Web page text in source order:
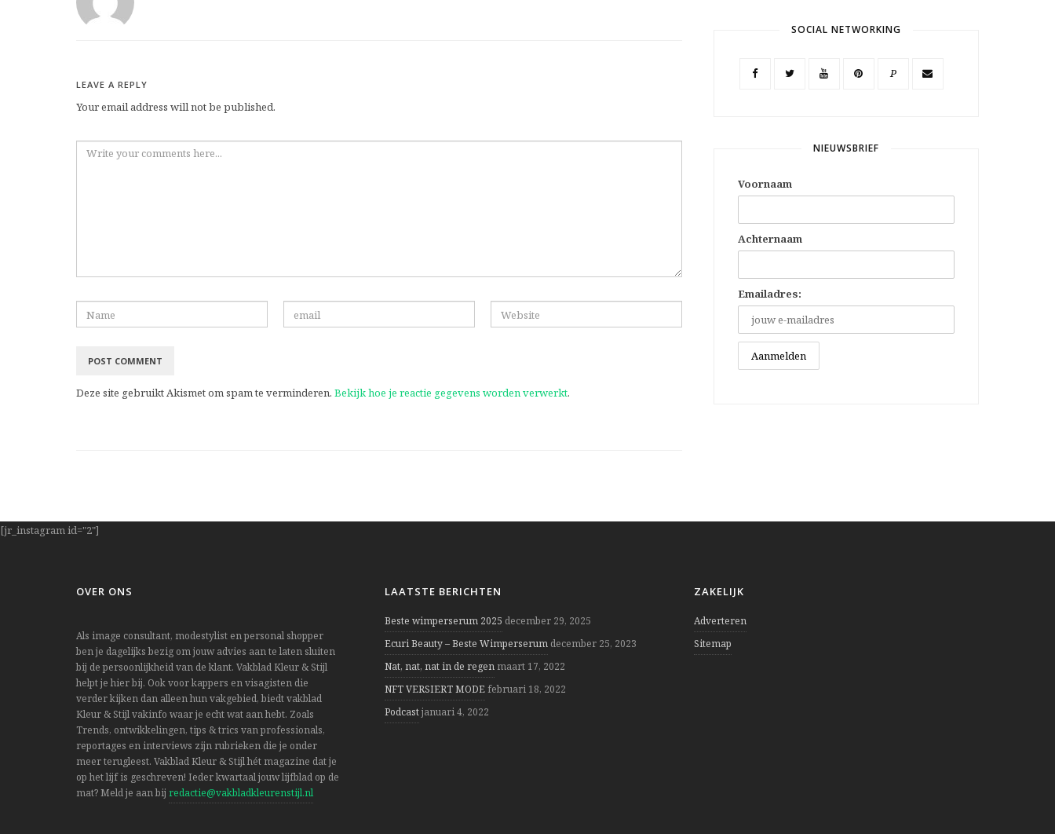
LEAVE A REPLY
Your email address will not be published.
Deze site gebruikt Akismet om spam te verminderen. Bekijk hoe je reactie gegevens worden verwerkt.
SOCIAL NETWORKING
P
NIEUWSBRIEF
Voornaam
Achternaam
Emailadres:
[jr_instagram id="2"]
OVER ONS
Als image consultant, modestylist en personal shopper
ben je dagelijks bezig om jouw advies aan te laten sluiten
bij de persoonlijkheid van de klant. Vakblad Kleur & Stijl
helpt je hier bij. Ook voor kappers en visagisten die
verder kijken dan alleen hun vakgebied, biedt vakblad
Kleur & Stijl vakinfo waar je echt wat aan hebt. Zoals
Trends, ontwikkelingen, tips & trics van professionals,
reportages en interviews zijn rubrieken die je onder
meer terugleest. Vakblad Kleur & Stijl hét magazine dat je
op het lijf is geschreven! Ieder kwartaal jouw lijfblad op de
mat? Meld je aan bij redactie@vakbladkleurenstijl.nl
LAATSTE BERICHTEN
Beste wimperserum 2025 december 29, 2025
Ecuri Beauty – Beste Wimperserum december 25, 2023
Nat, nat, nat in de regen maart 17, 2022
NFT VERSIERT MODEfebruari 18, 2022
Podcastjanuari 4, 2022
ZAKELIJK
Adverteren
Sitemap